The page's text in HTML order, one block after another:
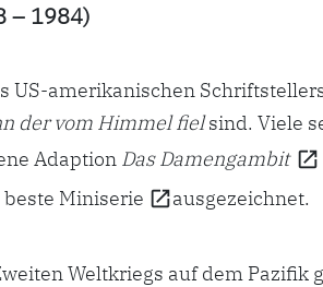
– 1984)
US-amerikanischen
der vom Himmel fielsind. Viele
Adaption Das Damengambit
beste Miniserie ausgezeichnet.
Weltkriegs auf dem Pazifik